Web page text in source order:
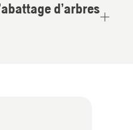
d’arbres